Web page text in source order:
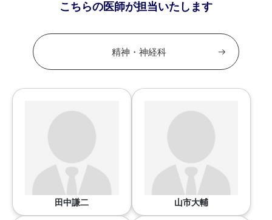
こちらの医師が担当いたします
精神・神経科
田中謙二 山市大輔